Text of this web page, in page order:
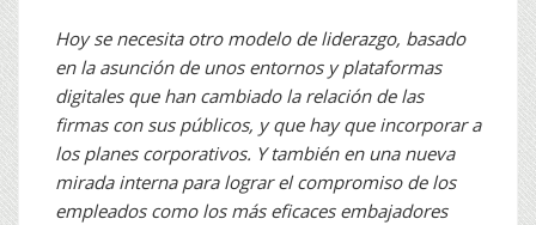
Hoy se necesita otro modelo de liderazgo, basado
en la asunción de unos entornos y plataformas
digitales que han cambiado la relación de las
firmas con sus públicos, y que hay que incorporara
los planes corporativos. Y también en una nueva
mirada interna para lograr el compromiso de los
empleados como los más eficaces embajadores